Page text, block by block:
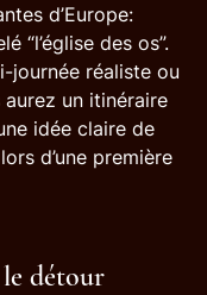
d’Europe:
“l’église des os”.
journée réaliste ou
un itinéraire
idée claire de
d’une première
détour